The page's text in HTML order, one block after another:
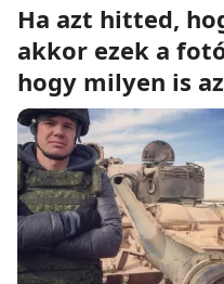
Ha azt hitted,
akkor ezek a
hogy milyen is